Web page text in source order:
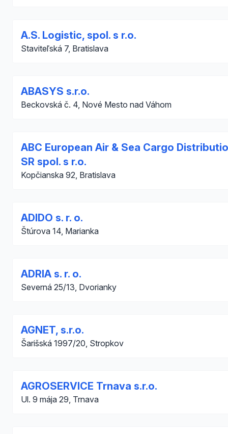
A.S. Logistic, spol. s r.o.
Staviteľská 7, Bratislava
ABASYS s.r.o.
Beckovská č. 4, Nové Mesto nad Váhom
ABC European Air & Sea Cargo
SR spol. s r.o.
Kopčianska 92, Bratislava
ADIDO s. r. o.
Štúrova 14, Marianka
ADRIA s. r. o.
Severná 25/13, Dvorianky
AGNET, s.r.o.
Šarišská 1997/20, Stropkov
AGROSERVICE Trnava s.r.o.
Ul. 9 mája 29, Trnava